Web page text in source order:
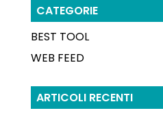
CATEGORIE
BEST TOOL
WEB FEED
ARTICOLI RECENTI